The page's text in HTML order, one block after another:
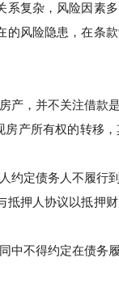
复杂，风险因素
风险隐患，在条
，并不关注借款
产所有权的转移
定债务人不履行
押人协议以抵押
中不得约定在债